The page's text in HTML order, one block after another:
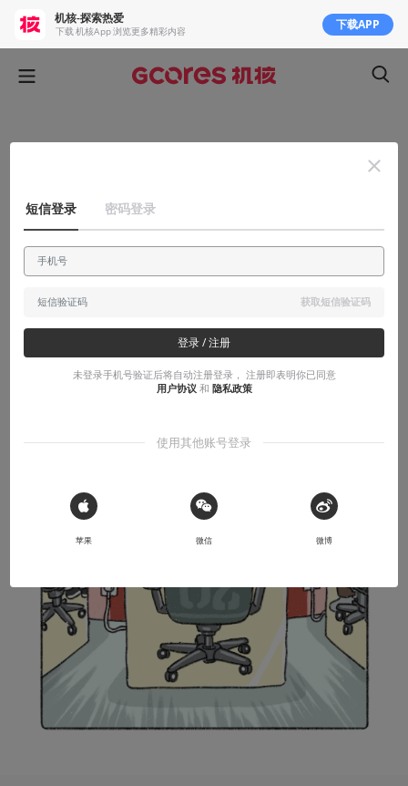
机核-探索热爱
下载 机核App 浏览更多精彩内容 下载APP
短信登录 密码登录
获取短信验证码
登录 / 注册
未登录手机号验证后将自动注册登录， 注册即表明你已同意
用户协议 和 隐私政策
使用其他账号登录
 Sign in with Apple
苹果 微信 微博